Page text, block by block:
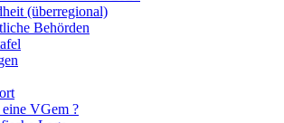
(überregional)
Behörden
eine VGem ?